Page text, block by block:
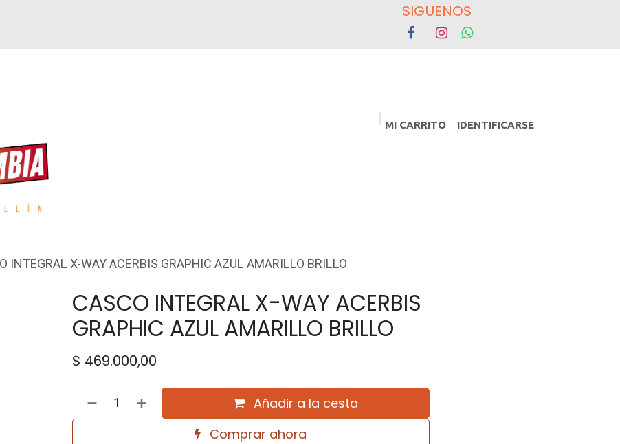
MI CARRITO IDENTIFICARSE
REPUESTOS
INTEGRAL X-WAY ACERBIS GRAPHIC AZUL AMARILLO BRILLO
CASCO INTEGRAL X-WAY ACERBIS
GRAPHIC AZUL AMARILLO BRILLO
$ 469.000,00
Añadir a la cesta
Comprar ahora